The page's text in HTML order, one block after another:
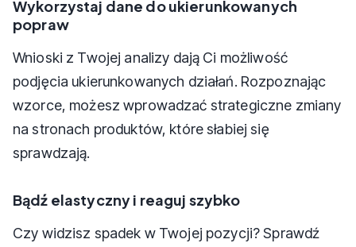
Wykorzystaj dane do ukierunkowanych
popraw
Wnioski z Twojej analizy dają Ci możliwość
podjęcia ukierunkowanych działań. Rozpoznając
wzorce, możesz wprowadzać strategiczne zmiany
na stronach produktów, które słabiej się
sprawdzają.
Bądź elastyczny i reaguj szybko
Czy widzisz spadek w Twojej pozycji? Sprawdź